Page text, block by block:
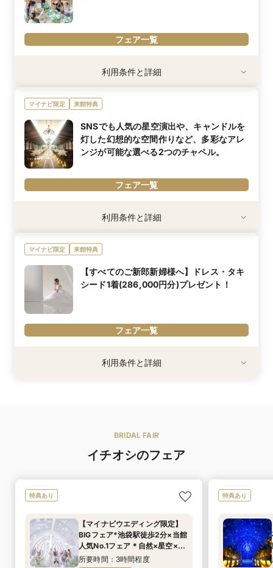
天井7mの純白チャペルが光・星で染まる幻想的な演出「星空セレ
モニー」は
まるで幻想的なプラネタリウムのよう…★
ご来館順で先着10組様に特別プレゼント致します♪
お得な特典はなくなり次第終了となりますので、ご来館はお早め
に…！
フェア一覧
でも安心してご参加いただけます。
利用条件と詳細
マイナビ限定 来館特典
SNSでも人気の星空演出や、キャンドルを
灯した幻想的な空間作りなど、多彩なアレ
ンジが可能な選べる2つのチャペル。
フェア一覧
内容詳細
当館でも支持の高いチャペルで行う挙式料(165,000円分)を全額プ
レゼント★
※「マイナビ限定特典」は、マイナビウエディング経由で会場の見
学・フェア参加予約やお問い合わせをしていただいた場合にのみ適
利用条件と詳細
マイナビ限定 来館特典
【すべてのご新郎新婦様へ】ドレス・タキ
シード1着(286,000円分)プレゼント！
フェア一覧
オリジナルのドレスブランド"PRIMACARA
素材やデザインに徹底的にこだわり抜いた数あるドレスの中から、
あなただけの1着をお選びいただけます。
スコンチネンタル、アンテプリマ等有名ブランドも多数ご用意！お
学・フェア参加予約やお問い合わせをしていただいた場合にのみ適
用されます。
利用条件と詳細
BRIDAL FAIR
イチオシのフェア
特典あり
【マイナビウエディング限定】
BIGフェア*池袋駅徒歩2分×当館
人気No.1フェア＊自然×星空×
シックなど選べる世界観×花嫁体
所要時間：3時間程度
特典あり